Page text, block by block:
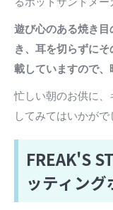
遊び心のある焼き
き、耳を切らずに
載していますので、
忙しい朝のお供に
してみてはいかがで
FREAK'S
ッティング